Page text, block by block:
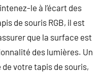
le à l’écart des
de souris RGB, il est
que la surface est
des lumières. Un
votre tapis de souris,